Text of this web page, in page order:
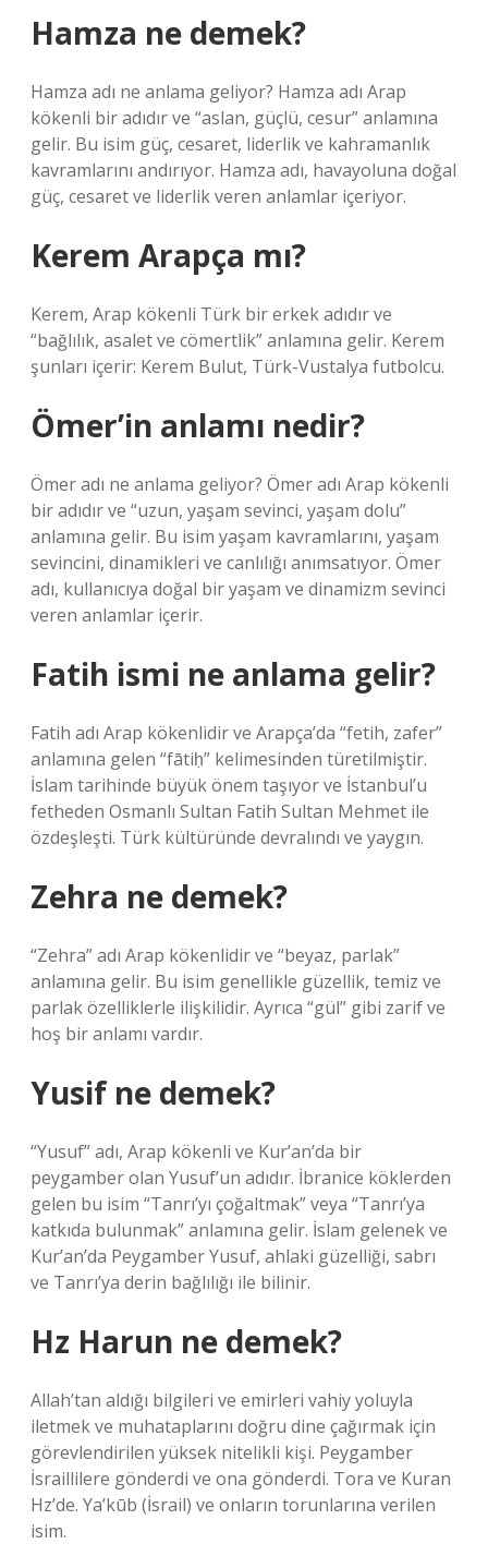
Hamza ne demek?
Hamza adı ne anlama geliyor? Hamza adı Arap
kökenli bir adıdır ve “aslan, güçlü, cesur” anlamına
gelir. Bu isim güç, cesaret, liderlik ve kahramanlık
kavramlarını andırıyor. Hamza adı, havayoluna doğal
güç, cesaret ve liderlik veren anlamlar içeriyor.
Kerem Arapça mı?
Kerem, Arap kökenli Türk bir erkek adıdır ve
“bağlılık, asalet ve cömertlik” anlamına gelir. Kerem
şunları içerir: Kerem Bulut, Türk-Vustalya futbolcu.
Ömer’in anlamı nedir?
Ömer adı ne anlama geliyor? Ömer adı Arap kökenli
bir adıdır ve “uzun, yaşam sevinci, yaşam dolu”
anlamına gelir. Bu isim yaşam kavramlarını, yaşam
sevincini, dinamikleri ve canlılığı anımsatıyor. Ömer
adı, kullanıcıya doğal bir yaşam ve dinamizm sevinci
veren anlamlar içerir.
Fatih ismi ne anlama gelir?
Fatih adı Arap kökenlidir ve Arapça’da “fetih, zafer”
anlamına gelen “fātiḥ” kelimesinden türetilmiştir.
İslam tarihinde büyük önem taşıyor ve İstanbul’u
fetheden Osmanlı Sultan Fatih Sultan Mehmet ile
özdeşleşti. Türk kültüründe devralındı ​​ve yaygın.
Zehra ne demek?
“Zehra” adı Arap kökenlidir ve “beyaz, parlak”
anlamına gelir. Bu isim genellikle güzellik, temiz ve
parlak özelliklerle ilişkilidir. Ayrıca “gül” gibi zarif ve
hoş bir anlamı vardır.
Yusif ne demek?
“Yusuf” adı, Arap kökenli ve Kur’an’da bir
peygamber olan Yusuf’un adıdır. İbranice köklerden
gelen bu isim “Tanrı’yı ​​çoğaltmak” veya “Tanrı’ya
katkıda bulunmak” anlamına gelir. İslam gelenek ve
Kur’an’da Peygamber Yusuf, ahlaki güzelliği, sabrı
ve Tanrı’ya derin bağlılığı ile bilinir.
Hz Harun ne demek?
Allah’tan aldığı bilgileri ve emirleri vahiy yoluyla
iletmek ve muhataplarını doğru dine çağırmak için
görevlendirilen yüksek nitelikli kişi. Peygamber
İsraillilere gönderdi ve ona gönderdi. Tora ve Kuran
Hz’de. Ya’kūb (İsrail) ve onların torunlarına verilen
isim.